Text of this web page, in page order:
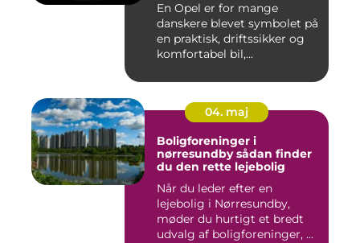
En Opel er for mange
danskere blevet symbolet på
en praktisk, driftssikker og
komfortabel bil,...
04. maj
Boligforeninger i
nørresundby sådan finder
du den rette lejebolig
Når du leder efter en
lejebolig i Nørresundby,
møder du hurtigt et bredt
udvalg af boligforeninger, ...